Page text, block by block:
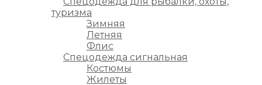
туризма
Зимняя
Летняя
Флис
Спецодежда сигнальная
Костюмы
Жилеты